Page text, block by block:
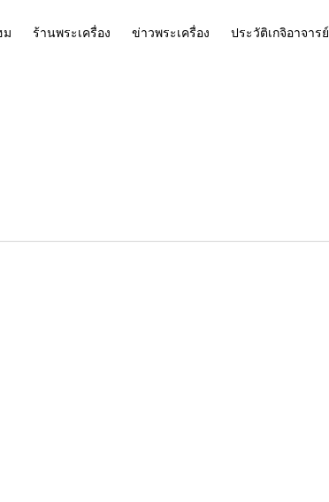
ม ร้านพระเครื่อง ข่าวพระเครื่อง ประวัติเกจิอาจารย์